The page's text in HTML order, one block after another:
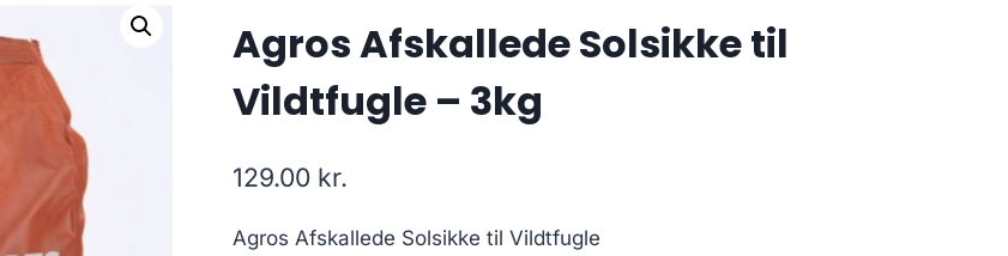
Agros Afskallede Solsikke til
Vildtfugle – 3kg
129.00 kr.
Agros Afskallede Solsikke til Vildtfugle